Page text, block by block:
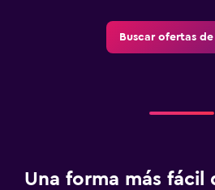
Buscar ofertas
Una forma más fácil